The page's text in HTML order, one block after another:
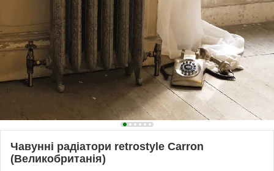
Чавунні радіатори retrostyle Carron
(Великобританія)